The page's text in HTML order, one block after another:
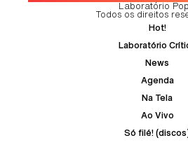
Laboratório
Todos os direitos
Hot!
Laboratório
News
Agenda
Na Tela
Ao Vivo
Só filé!